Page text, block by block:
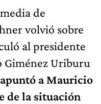
de
volvió sobre
al presidente
Uriburu
apuntó a Mauricio
de la situación